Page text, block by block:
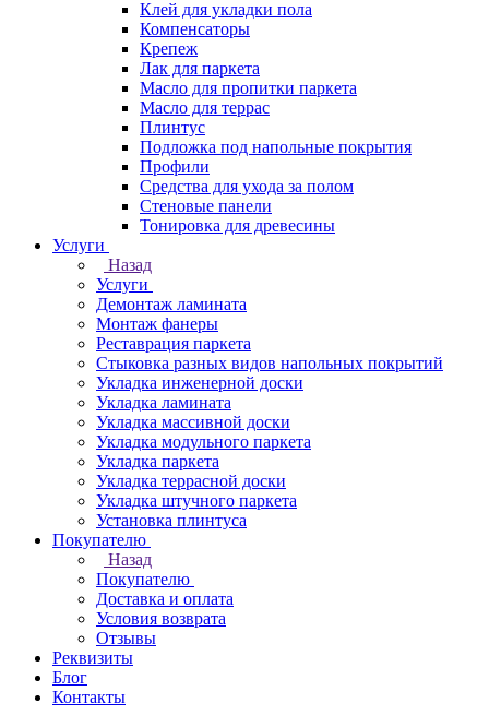
Клей для укладки пола
Компенсаторы
Крепеж
Лак для паркета
Масло для пропитки паркета
Масло для террас
Плинтус
Подложка под напольные покрытия
Профили
Средства для ухода за полом
Стеновые панели
Тонировка для древесины
Услуги
Назад
Услуги
Демонтаж ламината
Монтаж фанеры
Реставрация паркета
Стыковка разных видов напольных покрытий
Укладка инженерной доски
Укладка ламината
Укладка массивной доски
Укладка модульного паркета
Укладка паркета
Укладка террасной доски
Укладка штучного паркета
Установка плинтуса
Покупателю
Назад
Покупателю
Доставка и оплата
Условия возврата
Отзывы
Реквизиты
Блог
Контакты